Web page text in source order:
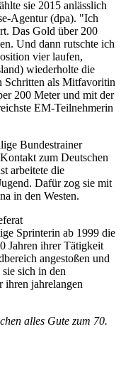
sie 2015 anlässlich
Agentur (dpa). "Ich
Das Gold über 200
Und dann rutschte ich
vier laufen,
wiederholte die
Schritten als Mitfavoritin
200 Meter und mit der
EM-Teilnehmerin
Bundestrainer
zum Deutschen
arbeitete die
Dafür zog sie mit
in den Westen.
Sprinterin ab 1999 die
Jahren ihrer Tätigkeit
angestoßen und
sich in den
ihren jahrelangen
alles Gute zum 70.